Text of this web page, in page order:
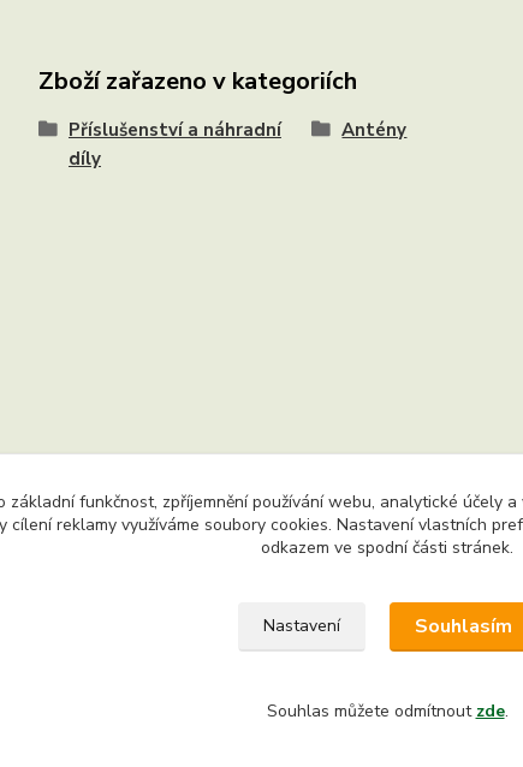
Zboží zařazeno v kategoriích
Příslušenství a náhradní
díly
Antény
a videí je bez výslovného souhlasu majitele webu zakázáno.
základní funkčnost, zpříjemnění používání webu, analytické účely
cílení reklamy využíváme soubory cookies. Nastavení vlastních
odkazem ve spodní části stránek.
Nastavení Souhlasím
Souhlas můžete odmítnout zde.